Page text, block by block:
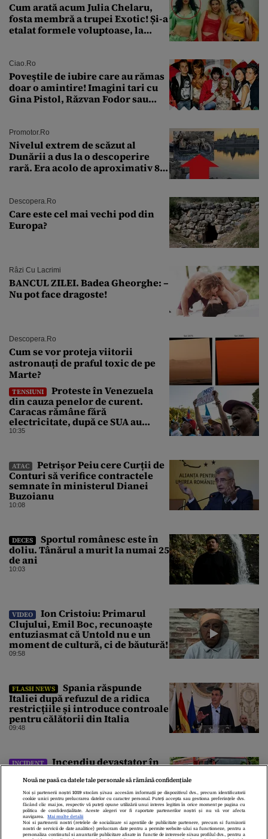
Cum arată acum Julia Chelaru,
fosta membră a trupei Exotic! Și-a
etalat formele voluptoase, la
Ciao.ro
Poveştile de iubire care au rămas
doar o amintire! Imagini tari cu
Gina Pistol, Răzvan Fodor sau
Promotor.ro
Nivelul extrem de scăzut al
Dunării a dus la o descoperire
rară. Era acolo de aproximativ 80
Descopera.ro
Care este cel mai vechi pod din
Europa?
Râzi Cu Lacrimi
BANCUL ZILEI. Badea Gheorghe: –
Nu pot face dragoste!
Descopera.ro
Cum se vor proteja viitorii
astronauți de praful toxic de pe
Marte?
TENSIUNI
Proteste în Venezuela
din cauza penelor de curent.
Caracas rămâne fără
electricitate, după ce SUA au
promis modernizarea rețelei
10:35
ATAC
Petrișor Peiu cere Curții de
Conturi să verifice contractele
semnate în ministerul Dianei
Buzoianu
10:08
DECES
Sportul românesc este în
doliu. Tânărul a murit la numai 25
de ani
10:03
VIDEO
Ion Cristoiu: Primarul
Clujului, Emil Boc, recunoaște
entuziasmat că Untold nu e un
moment de cultură, ci de băutură!
09:58
FLASH NEWS
Spania răspunde
Italiei după refuzul de a ridica
restricțiile și introduce controale
pentru călătorii din Italia
09:48
INCIDENT
Incendiu devastator în
o femeie a ajuns la spital
09:41
Nouă ne pasă ca datele tale personale să rămână confidențiale
Noi și partenerii noștri1019 stocăm și/sau accesăm informații pe dispozitivul dvs., precum identificatorii
cookie unici pentru prelucrarea datelor cu caracter personal. Puteți accepta sau gestiona preferințele dvs.
făcând clic mai jos, respectiv vă puteți opune utilizării unui interes legitim în orice moment pe pagina cu
politica de confidențialitate. Aceste alegeri vor fi raportate partenerilor noștri și nu vă vor afecta
navigarea.
Mai multe detalii
Noi si partenerii nostri (retelele de socializare si agentiile de publicitate partenere, precum si furnizorii
nostri de servicii de date analitice) prelucram date pentru a permite website-ului sa functioneze, pentru a
personaliza continutul si anunturile publicitare afisate in functie de interesele si/sau profilul dvs., pentru a